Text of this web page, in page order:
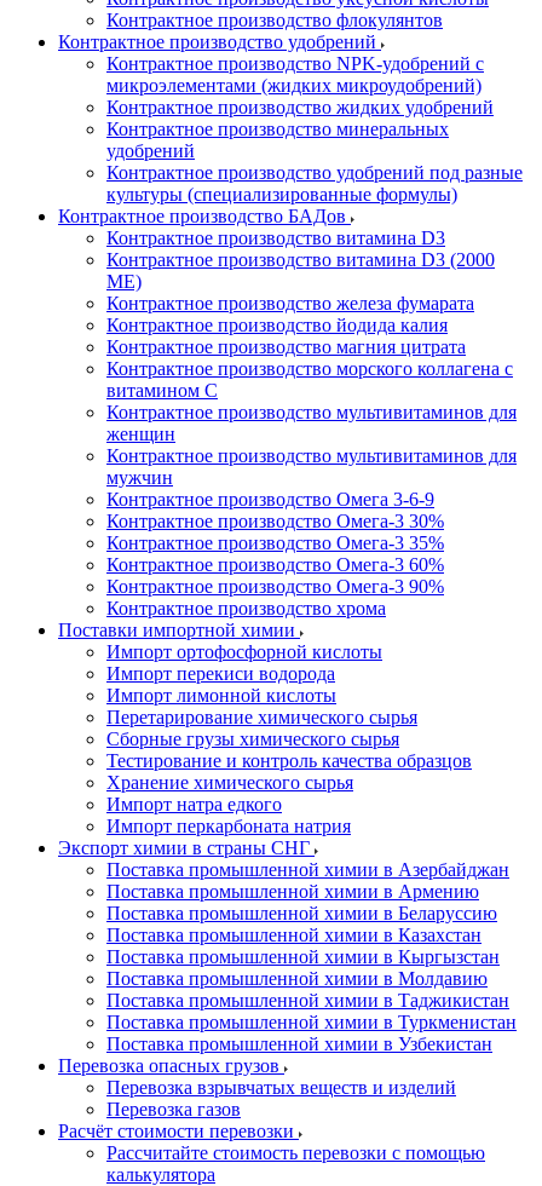
Контрактное производство флокулянтов
Контрактное производство удобрений
Контрактное производство NPK-удобрений с
микроэлементами (жидких микроудобрений)
Контрактное производство жидких удобрений
Контрактное производство минеральных
удобрений
Контрактное производство удобрений под разные
культуры (специализированные формулы)
Контрактное производство БАДов
Контрактное производство витамина D3
Контрактное производство витамина D3 (2000
МЕ)
Контрактное производство железа фумарата
Контрактное производство йодида калия
Контрактное производство магния цитрата
Контрактное производство морского коллагена с
витамином С
Контрактное производство мультивитаминов для
женщин
Контрактное производство мультивитаминов для
мужчин
Контрактное производство Омега 3-6-9
Контрактное производство Омега-3 30%
Контрактное производство Омега-3 35%
Контрактное производство Омега-3 60%
Контрактное производство Омега-3 90%
Контрактное производство хрома
Поставки импортной химии
Импорт ортофосфорной кислоты
Импорт перекиси водорода
Импорт лимонной кислоты
Перетарирование химического сырья
Сборные грузы химического сырья
Тестирование и контроль качества образцов
Хранение химического сырья
Импорт натра едкого
Импорт перкарбоната натрия
Экспорт химии в страны СНГ
Поставка промышленной химии в Азербайджан
Поставка промышленной химии в Армению
Поставка промышленной химии в Беларуссию
Поставка промышленной химии в Казахстан
Поставка промышленной химии в Кыргызстан
Поставка промышленной химии в Молдавию
Поставка промышленной химии в Таджикистан
Поставка промышленной химии в Туркменистан
Поставка промышленной химии в Узбекистан
Перевозка опасных грузов
Перевозка взрывчатых веществ и изделий
Перевозка газов
Расчёт стоимости перевозки
Рассчитайте стоимость перевозки с помощью
калькулятора